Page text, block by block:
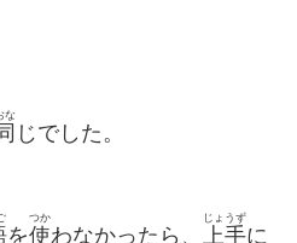
同
な
じでした。
を使
つか
わなかったら、 上手
じょうず
に